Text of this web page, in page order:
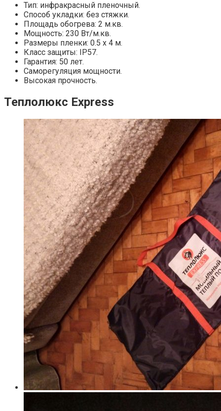
Тип: инфракрасный пленочный.
Способ укладки: без стяжки.
Площадь обогрева: 2 м.кв.
Мощность: 230 Вт/м.кв.
Размеры пленки: 0.5 х 4 м.
Класс защиты: IP57.
Гарантия: 50 лет.
Саморегуляция мощности.
Высокая прочность.
Теплолюкс Express